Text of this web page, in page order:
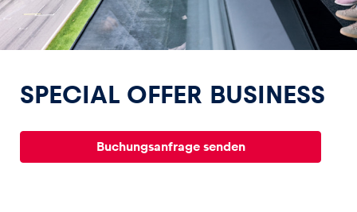
Events
Alle anzeigen
Erlebnisse
SPECIAL OFFER BUSINESS
Buchungsanfrage senden